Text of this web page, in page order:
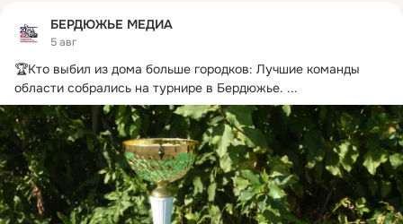
БЕРДЮЖЬЕ МЕДИА
5 авг
🏆Кто выбил из дома больше городков: Лучшие команды
области собрались на турнире в Бердюжье. ...